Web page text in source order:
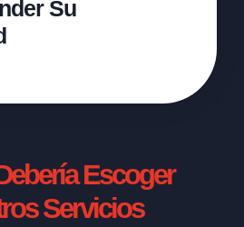
Su
Escoger
Servicios